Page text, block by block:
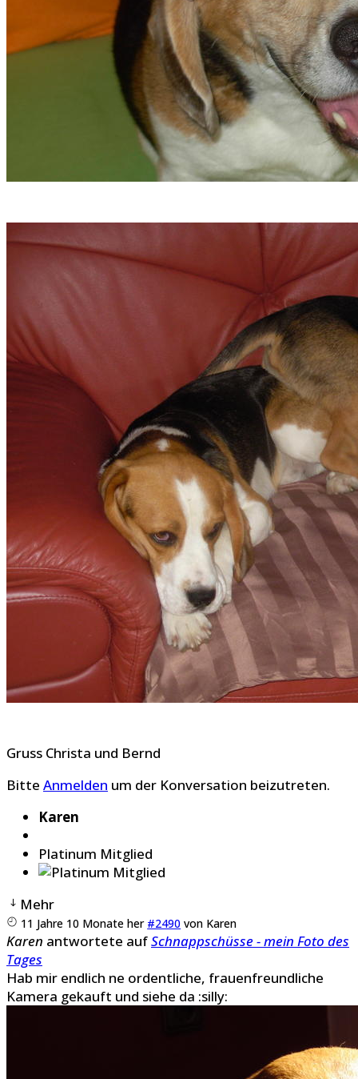
Gruss Christa und Bernd
Bitte Anmelden um der Konversation beizutreten.
Karen
Platinum Mitglied
Mehr
11 Jahre 10 Monate her #2490 von Karen
Karen antwortete aufSchnappschüsse - mein Foto des
Tages
Hab mir endlich ne ordentliche, frauenfreundliche
Kamera gekauft und siehe da :silly: